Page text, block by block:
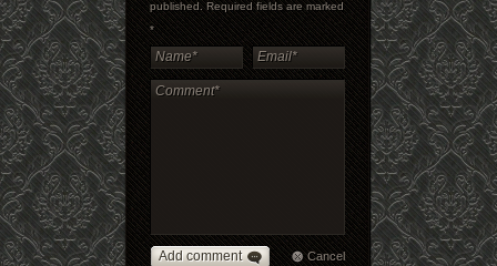
published. Required fields are marked
*
Add comment Cancel